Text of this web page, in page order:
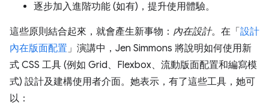
逐步加入進階功能 (如有)，提升使用體驗。
這些原則結合起來，就會產生新事物： 內在設計。在「 設計
內在版面配置」演講中，Jen Simmons 將說明如何使用新
式 CSS 工具 (例如 Grid、Flexbox、流動版面配置和編寫模
式) 設計及建構使用者介面。她表示，有了這些工具，她可
以：